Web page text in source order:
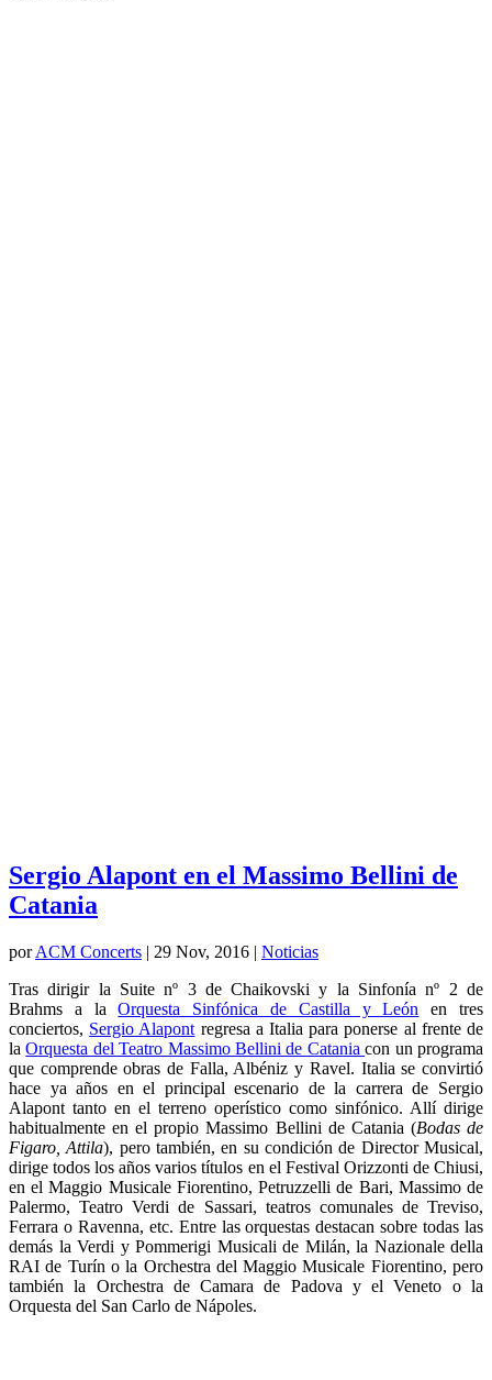
Sergio Alapont en el Massimo Bellini de
Catania
porACM Concerts | 29 Nov, 2016 | Noticias
Tras dirigir la Suite nº 3 de Chaikovski y la Sinfonía nº 2 de
Brahms a laOrquesta Sinfónica de Castilla y León en tres
conciertos, Sergio Alapont regresa a Italia para ponerse al frente de
laOrquesta del Teatro Massimo Bellini de Cataniacon un programa
que comprende obras de Falla, Albéniz y Ravel. Italia se convirtió
hace ya años en el principal escenario de la carrera de Sergio
Alapont tanto en el terreno operístico como sinfónico. Allí dirige
habitualmente en el propio Massimo Bellini de Catania (Bodas de
Figaro, Attila), pero también, en su condición de Director Musical,
dirige todos los años varios títulos en el Festival Orizzonti de Chiusi,
en el Maggio Musicale Fiorentino, Petruzzelli de Bari, Massimo de
Palermo, Teatro Verdi de Sassari, teatros comunales de Treviso,
Ferrara o Ravenna, etc. Entre las orquestas destacan sobre todas las
demás la Verdi y Pommerigi Musicali de Milán, la Nazionale della
RAI de Turín o la Orchestra del Maggio Musicale Fiorentino, pero
también la Orchestra de Camara de Padova y el Veneto o la
Orquesta del San Carlo de Nápoles.